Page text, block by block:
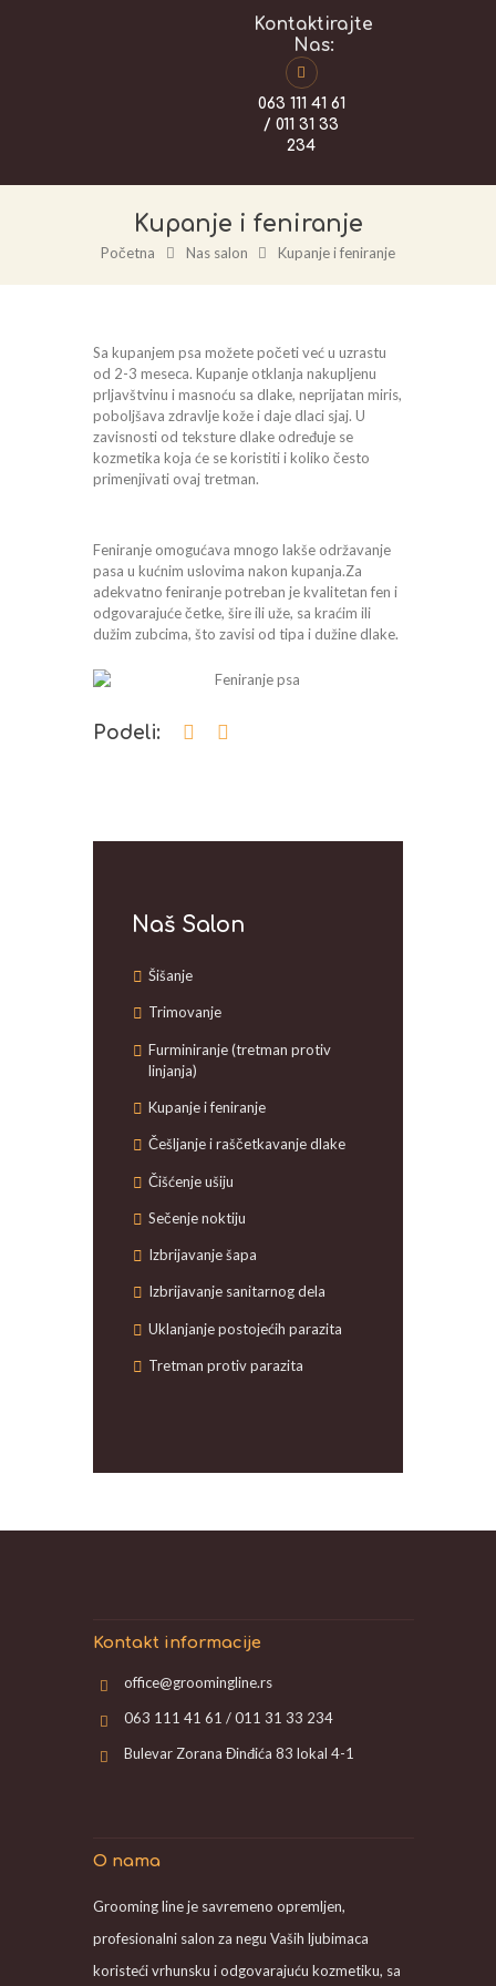
Kontaktirajte
Nas:
063 111 41 61
/ 011 31 33
234
Kupanje i feniranje
Početna Nas salon Kupanje i feniranje
Sa kupanjem psa možete početi već u uzrastu
od 2-3 meseca. Kupanje otklanja nakupljenu
prljavštvinu i masnoću sa dlake, neprijatan miris,
poboljšava zdravlje kože i daje dlaci sjaj. U
zavisnosti od teksture dlake određuje se
kozmetika koja će se koristiti i koliko često
primenjivati ovaj tretman.
Feniranje omogućava mnogo lakše održavanje
pasa u kućnim uslovima nakon kupanja.Za
adekvatno feniranje potreban je kvalitetan fen i
odgovarajuće četke, šire ili uže, sa kraćim ili
dužim zubcima, što zavisi od tipa i dužine dlake.
Podeli:
Naš Salon
Šišanje
Trimovanje
Furminiranje (tretman protiv
linjanja)
Kupanje i feniranje
Češljanje i raščetkavanje dlake
Čišćenje ušiju
Sečenje noktiju
Izbrijavanje šapa
Izbrijavanje sanitarnog dela
Uklanjanje postojećih parazita
Tretman protiv parazita
Kontakt informacije
office@groomingline.rs
063 111 41 61 / 011 31 33 234
Bulevar Zorana Đinđića 83 lokal 4-1
O nama
Grooming line je savremeno opremljen,
profesionalni salon za negu Vaših ljubimaca
koristeći vrhunsku i odgovarajuću kozmetiku, sa